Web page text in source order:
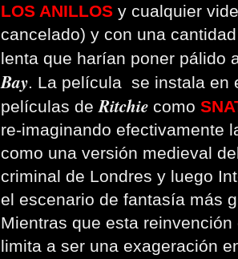
LOS ANILLOS y cualquier
cancelado) y con una
lenta que harían poner pálido
Bay. La película se instala en
películas deRitchie como
re-imaginando efectivamente
como una versión medieval
criminal de Londres y luego
el escenario de fantasía más
Mientras que esta
limita a ser una exageración